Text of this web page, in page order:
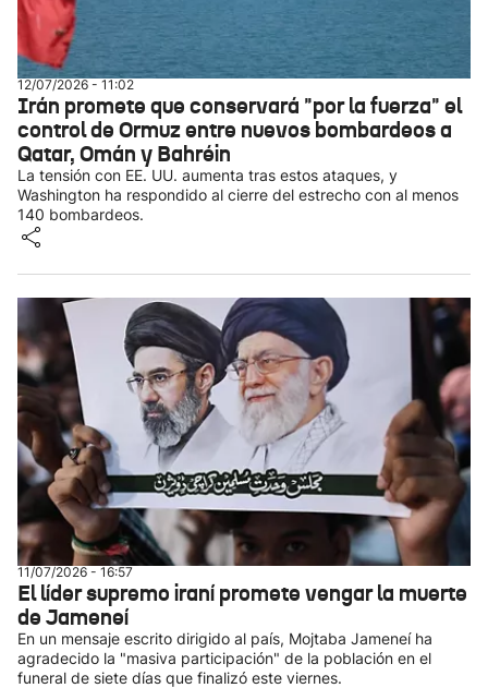
12/07/2026 - 11:02
Irán promete que conservará "por la fuerza" el
control de Ormuz entre nuevos bombardeos a
Qatar, Omán y Bahréin
La tensión con EE. UU. aumenta tras estos ataques, y
Washington ha respondido al cierre del estrecho con al menos
140 bombardeos.
11/07/2026 - 16:57
El líder supremo iraní promete vengar la muerte
de Jameneí
En un mensaje escrito dirigido al país, Mojtaba Jameneí ha
agradecido la "masiva participación" de la población en el
funeral de siete días que finalizó este viernes.